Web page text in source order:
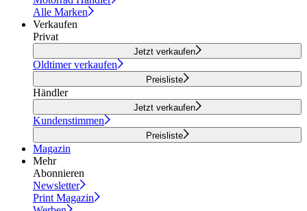
Alle Marken
Verkaufen
Privat
Jetzt verkaufen
Oldtimer verkaufen
Preisliste
Händler
Jetzt verkaufen
Kundenstimmen
Preisliste
Magazin
Mehr
Abonnieren
Newsletter
Print Magazin